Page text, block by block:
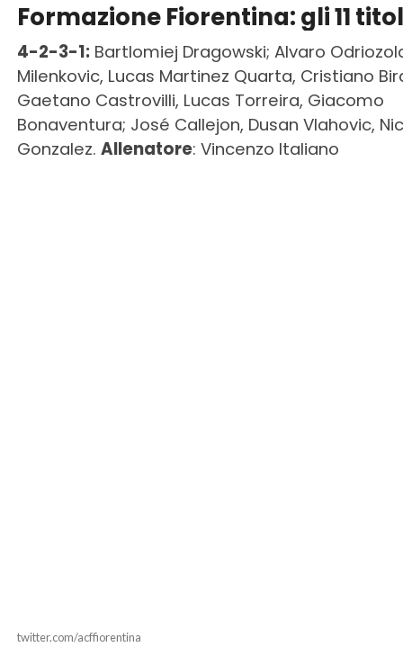
Formazione Fiorentina: gli 11
4-2-3-1:Bartlomiej Dragowski; Alvaro
Milenkovic, Lucas Martinez Quarta, Cristiano
Gaetano Castrovilli, Lucas Torreira, Giacomo
Bonaventura; José Callejon, Dusan Vlahovic,
Gonzalez. Allenatore: Vincenzo Italiano
twitter.com/acffiorentina